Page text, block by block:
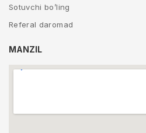
Sotuvchi bo’ling
Referal daromad
MANZIL